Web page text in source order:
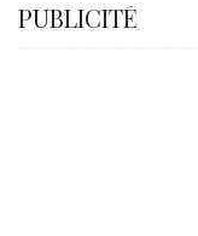
PUBLICITÉ